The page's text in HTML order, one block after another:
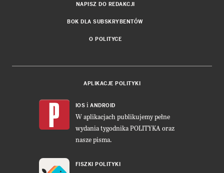
NAPISZ DO REDAKCJI
BOK DLA SUBSKRYBENTÓW
O POLITYCE
APLIKACJE POLITYKI
IOS i ANDROID
W aplikacjach publikujemy pełne
wydania tygodnika POLITYKA oraz
nasze pisma.
FISZKI POLITYKI